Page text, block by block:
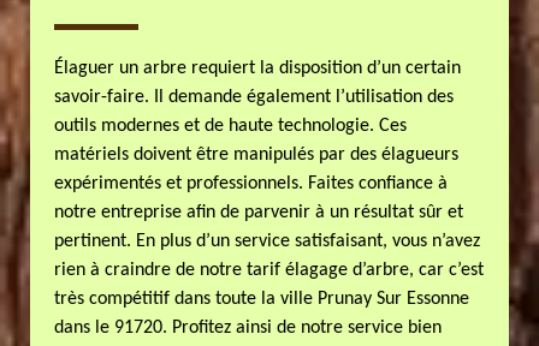
Élaguer un arbre requiert la disposition d’un certain
savoir-faire. Il demande également l’utilisation des
outils modernes et de haute technologie. Ces
matériels doivent être manipulés par des élagueurs
expérimentés et professionnels. Faites confiance à
notre entreprise afin de parvenir à un résultat sûr et
pertinent. En plus d’un service satisfaisant, vous n’avez
rien à craindre de notre tarif élagage d’arbre, car c’est
très compétitif dans toute la ville Prunay Sur Essonne
dans le 91720. Profitez ainsi de notre service bien